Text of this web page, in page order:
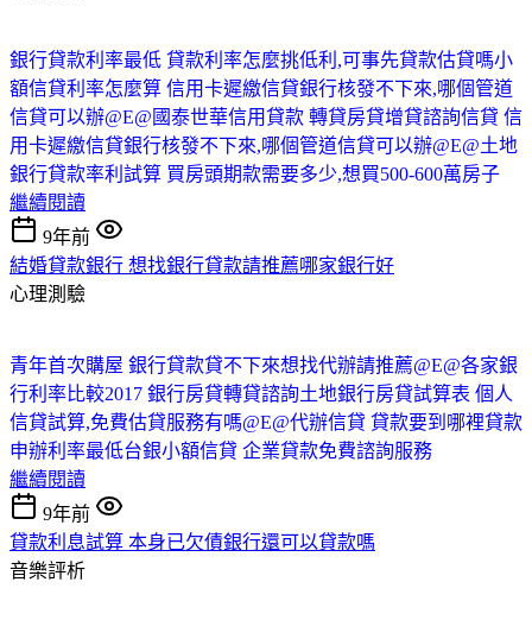
銀行貸款利率最低 貸款利率怎麼挑低利,可事先貸款估貸嗎小
額信貸利率怎麼算 信用卡遲繳信貸銀行核發不下來,哪個管道
信貸可以辦@E@ 國泰世華信用貸款 轉貸房貸增貸諮詢信貸 信
用卡遲繳信貸銀行核發不下來,哪個管道信貸可以辦@E@土地
銀行貸款率利試算 買房頭期款需要多少,想買500-600萬房子
繼續閱讀
9年前
結婚貸款銀行 想找銀行貸款請推薦哪家銀行好
心理測驗
青年首次購屋 銀行貸款貸不下來想找代辦請推薦@E@各家銀
行利率比較2017 銀行房貸轉貸諮詢土地銀行房貸試算表 個人
信貸試算,免費估貸服務有嗎@E@代辦信貸 貸款要到哪裡貸款
申辦利率最低台銀小額信貸 企業貸款免費諮詢服務
繼續閱讀
9年前
貸款利息試算 本身已欠債銀行還可以貸款嗎
音樂評析